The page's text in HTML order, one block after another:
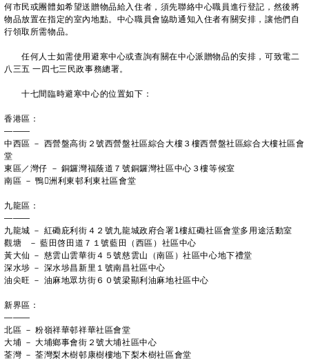
何市民或團體如希望送贈物品給入住者，須先聯絡中心職員進行登記，然後將
物品放置在指定的室內地點。中心職員會協助通知入住者有關安排，讓他們自
行領取所需物品。
任何人士如需使用避寒中心或查詢有關在中心派贈物品的安排，可致電二
八三五 一四七三民政事務總署。
十七間臨時避寒中心的位置如下：
香港區：
———
中西區 － 西營盤高街２號西營盤社區綜合大樓３樓西營盤社區綜合大樓社區會
堂
東區／灣仔 － 銅鑼灣福蔭道７號銅鑼灣社區中心３樓等候室
南區 － 鴨洲利東邨利東社區會堂
九龍區：
———
九龍城 － 紅磡庇利街４２號九龍城政府合署1樓紅磡社區會堂多用途活動室
觀塘 － 藍田啓田道７１號藍田（西區）社區中心
黃大仙 － 慈雲山雲華街４５號慈雲山（南區）社區中心地下禮堂
深水埗 － 深水埗昌新里１號南昌社區中心
油尖旺 － 油麻地眾坊街６０號梁顯利油麻地社區中心
新界區：
———
北區 － 粉嶺祥華邨祥華社區會堂
大埔 － 大埔鄉事會街２號大埔社區中心
荃灣 － 荃灣梨木樹邨康樹樓地下梨木樹社區會堂